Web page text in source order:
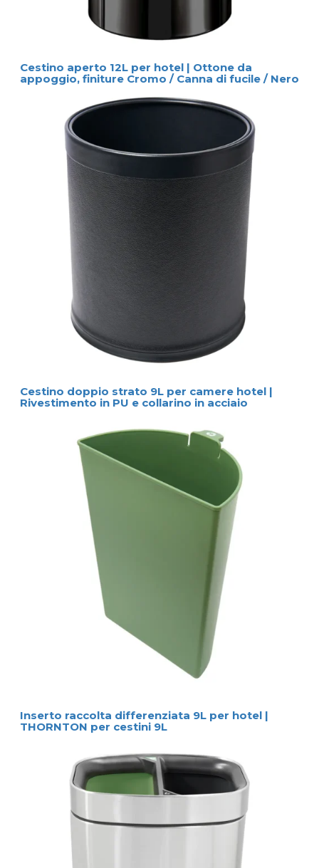
Cestino aperto 12L per hotel | Ottone da
appoggio, finiture Cromo / Canna di fucile / Nero
Cestino doppio strato 9L per camere hotel |
Rivestimento in PU e collarino in acciaio
Inserto raccolta differenziata 9L per hotel |
THORNTON per cestini 9L